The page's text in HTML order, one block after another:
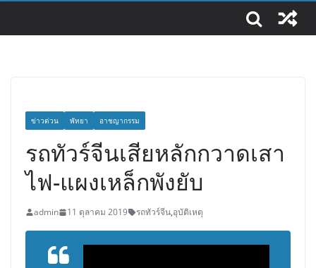
ข่าวด่วน พัทยา อาชญากรรม
รถทัวร์จีนเสียหลักกวาดเสา
ไฟ-แผงเหล็กพังยับ
admin 11 ตุลาคม 2019 รถทัวร์จีน,อุบัติเหตุ